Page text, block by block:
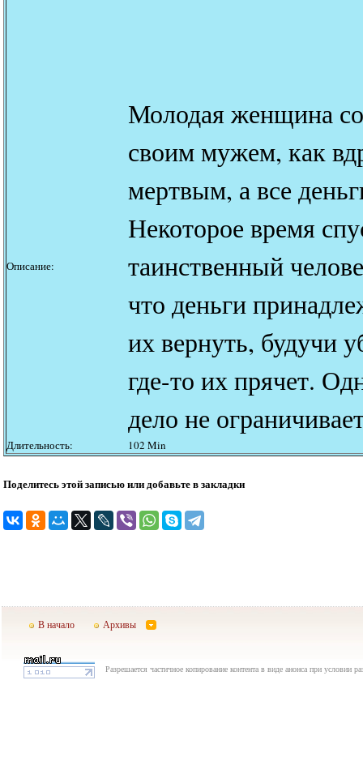
Описание:
Молодая женщина
своим мужем, как
мертвым, а все
Некоторое время
таинственный
что деньги
их вернуть, будучи
где-то их прячет.
дело не
Длительность: 102 Min
Поделитесь этой записью или добавьте в закладки
В начало Архивы
Разрешается частичное копирование контента в виде анонса при условии